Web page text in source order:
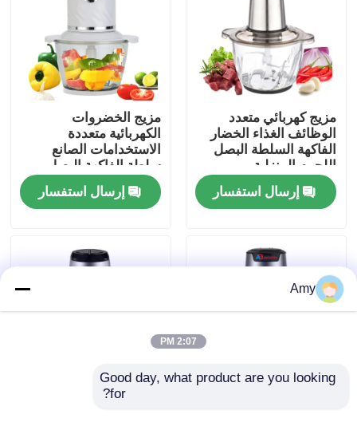
المنتجات
فيديوهات
حولنا
جولة في المصنع
مراقبة الجودة
اتصل بنا
أخبار
مزيج كهربائي متعدد
الوظائف الغذاء الخضار
الفاكهة السلطة البصل
اللحوم المنزلية
إرسال استفسار
مزيج الخضروات
الكهربائية متعددة
الاستخدامات الصانع
سلطة الفاكهة البصل
المنزلية
إرسال استفسار
مصفف اللحوم المصفح
Amy
2:07 PM
Good day, what product are you looking
for?